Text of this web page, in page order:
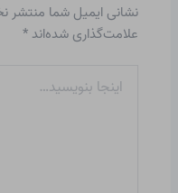
نشانی ایمیل شما منتشر
علامت‌گذاری شده‌اند*
بنویسید…